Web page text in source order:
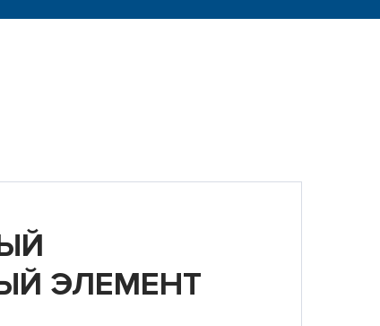
ЭЛЕМЕНТ